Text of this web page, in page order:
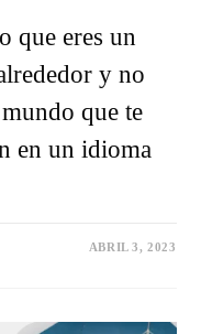
que eres un
y no
que te
en un idioma
ABRIL 3, 2023